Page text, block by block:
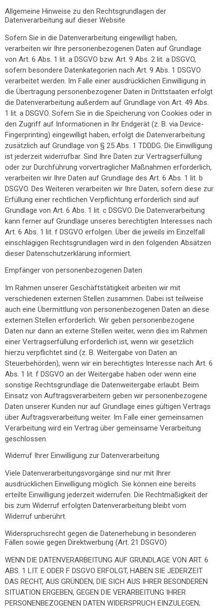
Allgemeine Hinweise zu den Rechtsgrundlagen der
Datenverarbeitung auf dieser Website
Sofern Sie in die Datenverarbeitung eingewilligt haben,
verarbeiten wir Ihre personenbezogenen Daten auf Grundlage
von Art. 6 Abs. 1 lit. a DSGVO bzw. Art. 9 Abs. 2 lit. a DSGVO,
sofern besondere Datenkategorien nach Art. 9 Abs. 1 DSGVO
verarbeitet werden. Im Falle einer ausdrücklichen Einwilligung in
die Übertragung personenbezogener Daten in Drittstaaten erfolgt
die Datenverarbeitung außerdem auf Grundlage von Art. 49 Abs.
1 lit. a DSGVO. Sofern Sie in die Speicherung von Cookies oder in
den Zugriff auf Informationen in Ihr Endgerät (z. B. via Device-
Fingerprinting) eingewilligt haben, erfolgt die Datenverarbeitung
zusätzlich auf Grundlage von § 25 Abs. 1 TDDDG. Die Einwilligung
ist jederzeit widerrufbar. Sind Ihre Daten zur Vertragserfüllung
oder zur Durchführung vorvertraglicher Maßnahmen erforderlich,
verarbeiten wir Ihre Daten auf Grundlage des Art. 6 Abs. 1 lit. b
DSGVO. Des Weiteren verarbeiten wir Ihre Daten, sofern diese zur
Erfüllung einer rechtlichen Verpflichtung erforderlich sind auf
Grundlage von Art. 6 Abs. 1 lit. c DSGVO. Die Datenverarbeitung
kann ferner auf Grundlage unseres berechtigten Interesses nach
Art. 6 Abs. 1 lit. f DSGVO erfolgen. Über die jeweils im Einzelfall
einschlägigen Rechtsgrundlagen wird in den folgenden Absätzen
dieser Datenschutzerklärung informiert.
Empfänger von personenbezogenen Daten
Im Rahmen unserer Geschäftstätigkeit arbeiten wir mit
verschiedenen externen Stellen zusammen. Dabei ist teilweise
auch eine Übermittlung von personenbezogenen Daten an diese
externen Stellen erforderlich. Wir geben personenbezogene
Daten nur dann an externe Stellen weiter, wenn dies im Rahmen
einer Vertragserfüllung erforderlich ist, wenn wir gesetzlich
hierzu verpflichtet sind (z. B. Weitergabe von Daten an
Steuerbehörden), wenn wir ein berechtigtes Interesse nach Art. 6
Abs. 1 lit. f DSGVO an der Weitergabe haben oder wenn eine
sonstige Rechtsgrundlage die Datenweitergabe erlaubt. Beim
Einsatz von Auftragsverarbeitern geben wir personenbezogene
Daten unserer Kunden nur auf Grundlage eines gültigen Vertrags
über Auftragsverarbeitung weiter. Im Falle einer gemeinsamen
Verarbeitung wird ein Vertrag über gemeinsame Verarbeitung
geschlossen.
Widerruf Ihrer Einwilligung zur Datenverarbeitung
Viele Datenverarbeitungsvorgänge sind nur mit Ihrer
ausdrücklichen Einwilligung möglich. Sie können eine bereits
erteilte Einwilligung jederzeit widerrufen. Die Rechtmäßigkeit der
bis zum Widerruf erfolgten Datenverarbeitung bleibt vom
Widerruf unberührt.
Widerspruchsrecht gegen die Datenerhebung in besonderen
Fällen sowie gegen Direktwerbung (Art. 21 DSGVO)
WENN DIE DATENVERARBEITUNG AUF GRUNDLAGE VON ART. 6
ABS. 1 LIT. E ODER F DSGVO ERFOLGT, HABEN SIE JEDERZEIT
DAS RECHT, AUS GRÜNDEN, DIE SICH AUS IHRER BESONDEREN
SITUATION ERGEBEN, GEGEN DIE VERARBEITUNG IHRER
PERSONENBEZOGENEN DATEN WIDERSPRUCH EINZULEGEN;